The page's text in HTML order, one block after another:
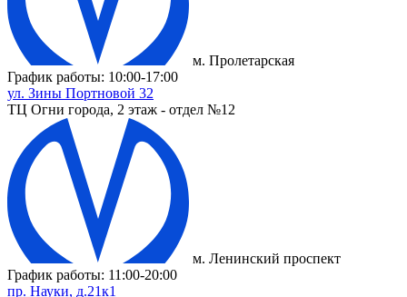
м. Пролетарская
График работы: 10:00-17:00
ул. Зины Портновой 32
ТЦ Огни города, 2 этаж - отдел №12
м. Ленинский проспект
График работы: 11:00-20:00
пр. Науки, д.21к1